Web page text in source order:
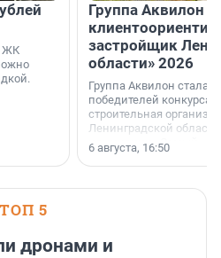
ЖК
Группа Аквилон
застройщик
области» 2026
Группа Аквилон стала
победителей конкурса
строительная
Ленинградской области
номинации «Самый
застройщик
области».
6 августа, 16:50
ТОП 5
дронами и